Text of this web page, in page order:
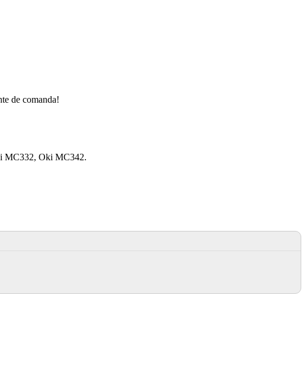
de comanda!
MC332, Oki MC342.